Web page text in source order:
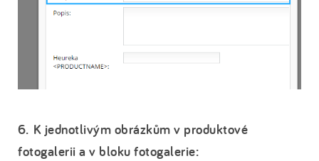
6. K jednotlivým obrázkům v produktové
fotogalerii a v bloku fotogalerie: